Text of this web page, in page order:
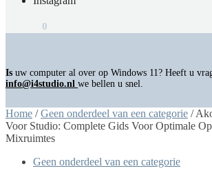
0
Is uw computer al over op Windows 11? Heeft u
info@i4studio.nl we bellen u snel.
Home /Geen onderdeel van een categorie /
Voor Studio: Complete Gids Voor Optimale
Mixruimtes
Geen onderdeel van een categorie